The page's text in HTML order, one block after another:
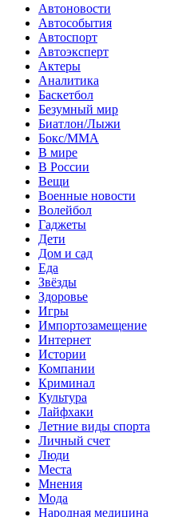
Автоновости
Автособытия
Автоспорт
Автоэксперт
Актеры
Аналитика
Баскетбол
Безумный мир
Биатлон/Лыжи
Бокс/MMA
В мире
В России
Вещи
Военные новости
Волейбол
Гаджеты
Дети
Дом и сад
Еда
Звёзды
Здоровье
Игры
Импортозамещение
Интернет
Истории
Компании
Криминал
Культура
Лайфхаки
Летние виды спорта
Личный счет
Люди
Места
Мнения
Мода
Народная медицина